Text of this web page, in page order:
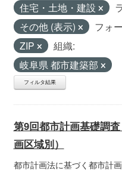
住宅・土地・建設
その他 (表示)
フォ
ZIP
組織:
岐阜県 都市建築部
フィルタ結果
第9回都市計画基礎調
画区域別）
都市計画法に基づく都市計